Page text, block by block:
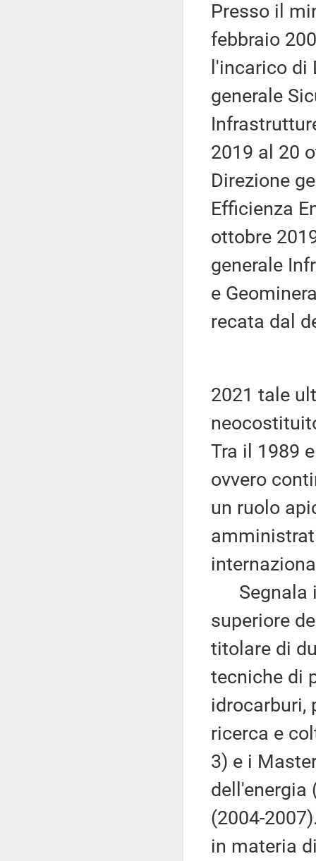
Presso il
febbraio
l'incarico di
generale
2019 al 20
Direzione
Efficienza
ottobre
generale
e
recata dal
2021 tale
Tra il 1989
ovvero
un ruolo
Segnala
superiore
titolare di
tecniche di
idrocarburi,
ricerca e
3) e i
dell'energia
(2004-
in materia